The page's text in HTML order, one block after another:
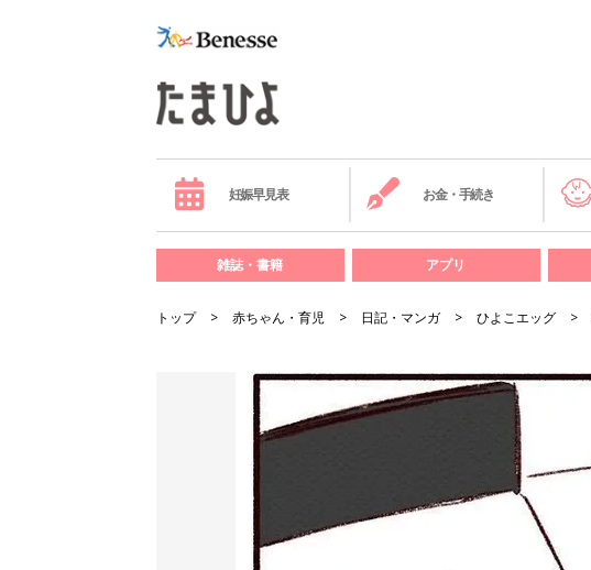
妊娠早見表 お金・手続き
雑誌・書籍 アプリ
トップ 赤ちゃん・育児 日記・マンガ ひよこエッグ